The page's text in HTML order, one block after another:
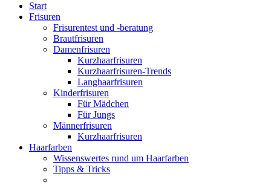
Start
Frisuren
Frisurentest und -beratung
Brautfrisuren
Damenfrisuren
Kurzhaarfrisuren
Kurzhaarfrisuren-Trends
Langhaarfrisuren
Kinderfrisuren
Für Mädchen
Für Jungs
Männerfrisuren
Kurzhaarfrisuren
Haarfarben
Wissenswertes rund um Haarfarben
Tipps & Tricks